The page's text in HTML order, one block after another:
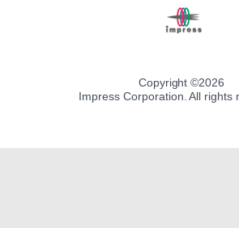
Copyright ©2026
Impress Corporation. All rights